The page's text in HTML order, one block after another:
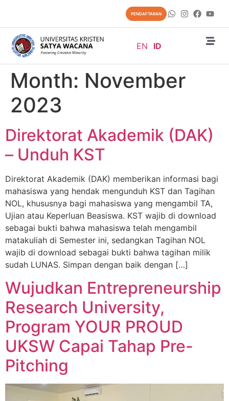
PENDAFTARAN
EN ID
Month: November
2023
Direktorat Akademik (DAK)
– Unduh KST
Direktorat Akademik (DAK) memberikan informasi bagi
mahasiswa yang hendak mengunduh KST dan Tagihan
NOL, khususnya bagi mahasiswa yang mengambil TA,
Ujian atau Keperluan Beasiswa. KST wajib di download
sebagai bukti bahwa mahasiswa telah mengambil
matakuliah di Semester ini, sedangkan Tagihan NOL
wajib di download sebagai bukti bahwa tagihan milik
sudah LUNAS. Simpan dengan baik dengan […]
Wujudkan Entrepreneurship
Research University,
Program YOUR PROUD
UKSW Capai Tahap Pre-
Pitching